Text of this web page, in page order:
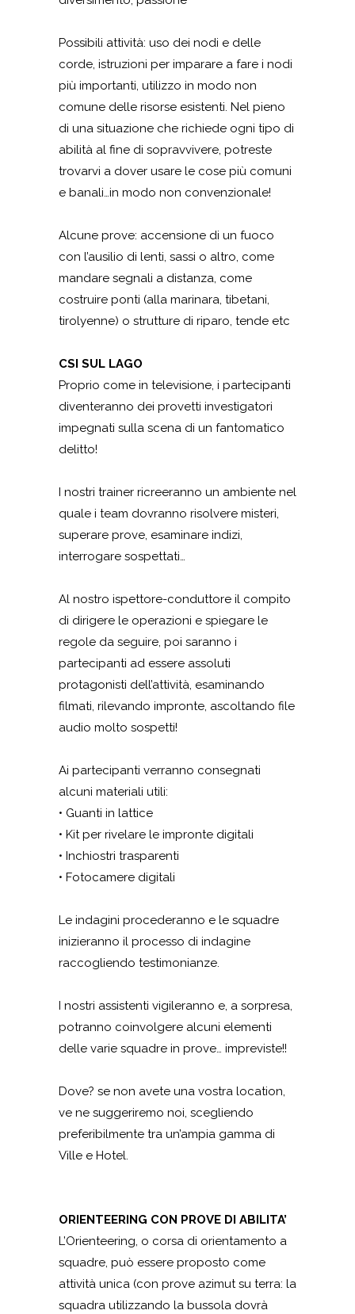
Possibili attività: uso dei nodi e delle
corde, istruzioni per imparare a fare i nodi
più importanti, utilizzo in modo non
comune delle risorse esistenti. Nel pieno
di una situazione che richiede ogni tipo di
abilità al fine di sopravvivere, potreste
trovarvi a dover usare le cose più comuni
e banali…in modo non convenzionale!
Alcune prove: accensione di un fuoco
con l’ausilio di lenti, sassi o altro, come
mandare segnali a distanza, come
costruire ponti (alla marinara, tibetani,
tirolyenne) o strutture di riparo, tende etc
CSI SUL LAGO
Proprio come in televisione, i partecipanti
diventeranno dei provetti investigatori
impegnati sulla scena di un fantomatico
delitto!
I nostri trainer ricreeranno un ambiente nel
quale i team dovranno risolvere misteri,
superare prove, esaminare indizi,
interrogare sospettati…
Al nostro ispettore-conduttore il compito
di dirigere le operazioni e spiegare le
regole da seguire, poi saranno i
partecipanti ad essere assoluti
protagonisti dell’attività, esaminando
filmati, rilevando impronte, ascoltando file
audio molto sospetti!
Ai partecipanti verranno consegnati
alcuni materiali utili:
• Guanti in lattice
• Kit per rivelare le impronte digitali
• Inchiostri trasparenti
• Fotocamere digitali
Le indagini procederanno e le squadre
inizieranno il processo di indagine
raccogliendo testimonianze.
I nostri assistenti vigileranno e, a sorpresa,
potranno coinvolgere alcuni elementi
delle varie squadre in prove… impreviste!!
Dove? se non avete una vostra location,
ve ne suggeriremo noi, scegliendo
preferibilmente tra un’ampia gamma di
Ville e Hotel.
ORIENTEERING CON PROVE DI ABILITA’
L’Orienteering, o corsa di orientamento a
squadre, può essere proposto come
attività unica (con prove azimut su terra: la
squadra utilizzando la bussola dovrà